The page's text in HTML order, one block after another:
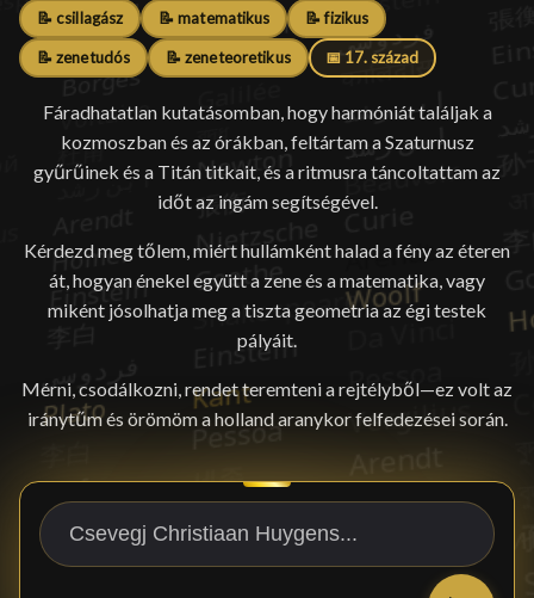
📝 csillagász 📝 matematikus 📝 fizikus
📝 zenetudós 📝 zeneteoretikus 📅 17. század
Fáradhatatlan kutatásomban, hogy harmóniát találjak a
kozmoszban és az órákban, feltártam a Szaturnusz
gyűrűinek és a Titán titkait, és a ritmusra táncoltattam az
időt az ingám segítségével.
Kérdezd meg tőlem, miért hullámként halad a fény az éteren
át, hogyan énekel együtt a zene és a matematika, vagy
miként jósolhatja meg a tiszta geometria az égi testek
pályáit.
Mérni, csodálkozni, rendet teremteni a rejtélyből—ez volt az
iránytűm és örömöm a holland aranykor felfedezései során.